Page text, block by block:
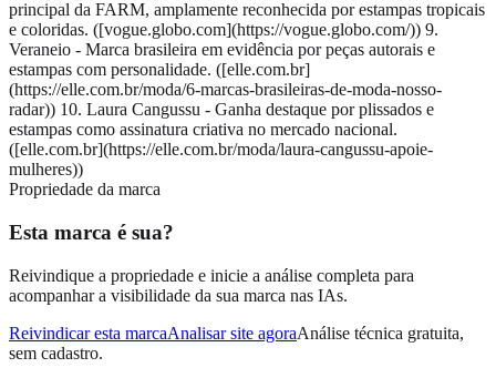
principal da FARM, amplamente reconhecida por estampas tropicais
e coloridas. ([vogue.globo.com](https://vogue.globo.com/)) 9.
Veraneio - Marca brasileira em evidência por peças autorais e
estampas com personalidade. ([elle.com.br]
(https://elle.com.br/moda/6-marcas-brasileiras-de-moda-nosso-
radar)) 10. Laura Cangussu - Ganha destaque por plissados e
estampas como assinatura criativa no mercado nacional.
([elle.com.br](https://elle.com.br/moda/laura-cangussu-apoie-
mulheres))
Propriedade da marca
Esta marca é sua?
Reivindique a propriedade e inicie a análise completa para
acompanhar a visibilidade da sua marca nas IAs.
Reivindicar esta marcaAnalisar site agoraAnálise técnica gratuita,
sem cadastro.